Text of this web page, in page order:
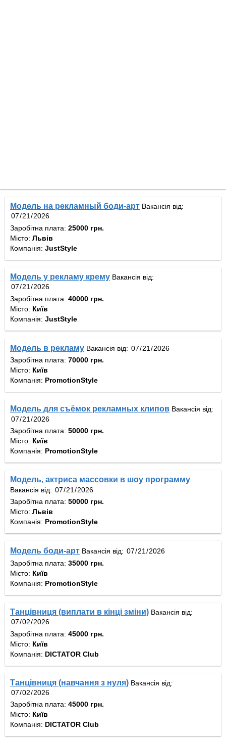
Модель на рекламный боди-арт Вакансія від:
Заробітна плата: 25000 грн.
Місто: Львів
Компанія: JustStyle
Модель у рекламу крему Вакансія від:
Заробітна плата: 40000 грн.
Місто: Київ
Компанія: JustStyle
Модель в рекламу Вакансія від:
Заробітна плата: 70000 грн.
Місто: Київ
Компанія: PromotionStyle
Модель для съёмок рекламных клипов Вакансія від:
Заробітна плата: 50000 грн.
Місто: Київ
Компанія: PromotionStyle
Модель, актриса массовки в шоу программу
Вакансія від:
Заробітна плата: 50000 грн.
Місто: Львів
Компанія: PromotionStyle
Модель боди-арт Вакансія від:
Заробітна плата: 35000 грн.
Місто: Київ
Компанія: PromotionStyle
Танцівниця (виплати в кінці зміни) Вакансія від:
Заробітна плата: 45000 грн.
Місто: Київ
Компанія: DICTATOR Club
Танцівниця (навчання з нуля) Вакансія від:
Заробітна плата: 45000 грн.
Місто: Київ
Компанія: DICTATOR Club